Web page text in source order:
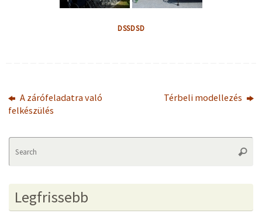
DSSDSD
A zárófeladatra való
felkészülés
Térbeli modellezés
Legfrissebb